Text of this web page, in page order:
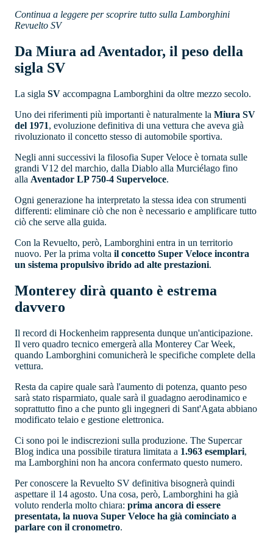
Continua a leggere per scoprire tutto sulla Lamborghini
Revuelto SV
Da Miura ad Aventador, il peso della
sigla SV
La sigla SV accompagna Lamborghini da oltre mezzo secolo.
Uno dei riferimenti più importanti è naturalmente la Miura SV
del 1971, evoluzione definitiva di una vettura che aveva già
rivoluzionato il concetto stesso di automobile sportiva.
Negli anni successivi la filosofia Super Veloce è tornata sulle
grandi V12 del marchio, dalla Diablo alla Murciélago fino
alla Aventador LP 750-4 Superveloce.
Ogni generazione ha interpretato la stessa idea con strumenti
differenti: eliminare ciò che non è necessario e amplificare tutto
ciò che serve alla guida.
Con la Revuelto, però, Lamborghini entra in un territorio
nuovo. Per la prima volta il concetto Super Veloce incontra
un sistema propulsivo ibrido ad alte prestazioni.
Monterey dirà quanto è estrema
davvero
Il record di Hockenheim rappresenta dunque un'anticipazione.
Il vero quadro tecnico emergerà alla Monterey Car Week,
quando Lamborghini comunicherà le specifiche complete della
vettura.
Resta da capire quale sarà l'aumento di potenza, quanto peso
sarà stato risparmiato, quale sarà il guadagno aerodinamico e
soprattutto fino a che punto gli ingegneri di Sant'Agata abbiano
modificato telaio e gestione elettronica.
Ci sono poi le indiscrezioni sulla produzione. The Supercar
Blog indica una possibile tiratura limitata a 1.963 esemplari,
ma Lamborghini non ha ancora confermato questo numero.
Per conoscere la Revuelto SV definitiva bisognerà quindi
aspettare il 14 agosto. Una cosa, però, Lamborghini ha già
voluto renderla molto chiara: prima ancora di essere
presentata, la nuova Super Veloce ha già cominciato a
parlare con il cronometro.